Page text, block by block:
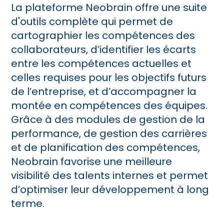
La plateforme Neobrain offre une suite
d'outils complète qui permet de
cartographier les compétences des
collaborateurs, d’identifier les écarts
entre les compétences actuelles et
celles requises pour les objectifs futurs
de l’entreprise, et d’accompagner la
montée en compétences des équipes.
Grâce à des modules de gestion de la
performance, de gestion des carrières
et de planification des compétences,
Neobrain favorise une meilleure
visibilité des talents internes et permet
d’optimiser leur développement à long
terme.